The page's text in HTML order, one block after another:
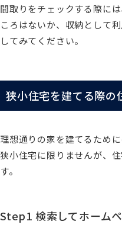
間取りをチェックする際に
ころはないか、収納として
してみてください。
狭小住宅を建てる際の
理想通りの家を建てるため
狭小住宅に限りませんが、
す。
Step1 検索してホーム